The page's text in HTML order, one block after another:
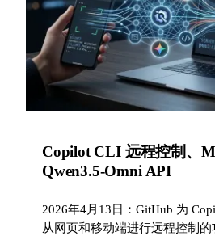
Copilot CLI 远程控制、
Qwen3.5-Omni API
2026年4月13日：GitHub 为
从网页和移动端进行远程控制